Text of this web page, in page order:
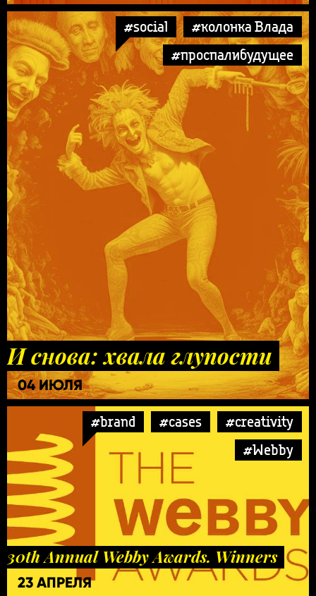
#social
#колонка Влада
#проспалибудущее
И снова: хвала глупости
04 ИЮЛЯ
#brand #cases
#creativity
#Webby
30th Annual Webby Awards. Winners
23 АПРЕЛЯ